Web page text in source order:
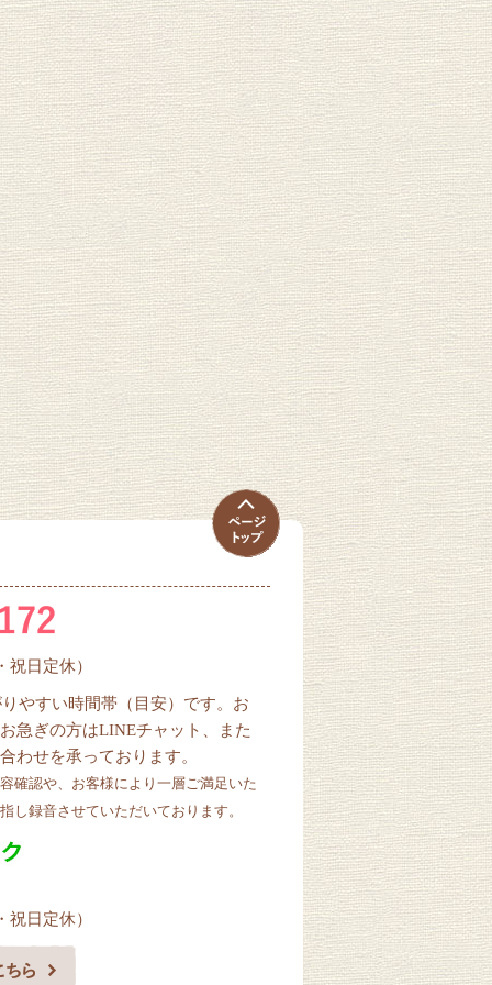
日定休）
やすい時間帯（目安）です。お
急ぎの方はLINEチャット、また
わせを承っております。
確認や、お客様により一層ご満足いた
し録音させていただいております。
日定休）